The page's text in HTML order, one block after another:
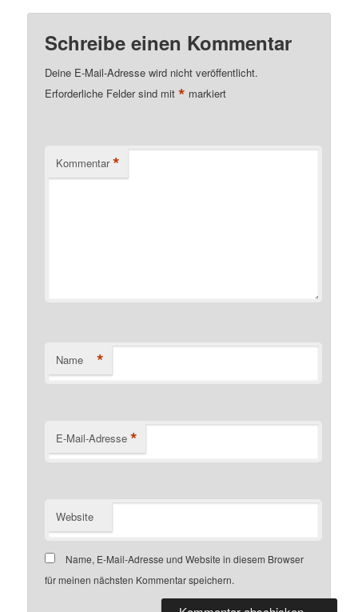
Schreibe einen Kommentar
Deine E-Mail-Adresse wird nicht veröffentlicht.
Erforderliche Felder sind mit* markiert
Kommentar *
Name *
E-Mail-Adresse *
Website
Name, E-Mail-Adresse und Website in diesem Browser
für meinen nächsten Kommentar speichern.